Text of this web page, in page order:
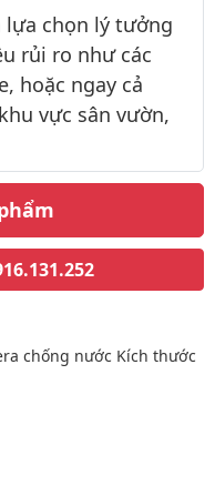
lựa chọn lý tưởng
rủi ro như các
hoặc ngay cả
vực sân vườn,
chống nước Kích thước